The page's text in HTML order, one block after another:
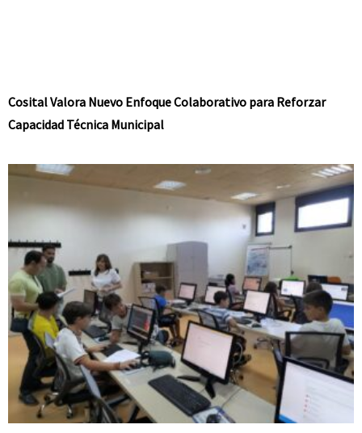
Cosital Valora Nuevo Enfoque Colaborativo para Reforzar
Capacidad Técnica Municipal